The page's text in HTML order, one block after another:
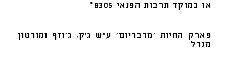
או במוקד תרבות הפנאי 8305*
פארק החיות 'מדבריום' ע"ש ג'ק, ג'וזף ומורטון
מנדל